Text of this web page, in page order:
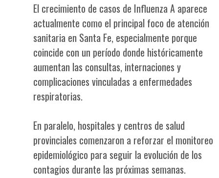
El crecimiento de casos de Influenza A aparece
actualmente como el principal foco de atención
sanitaria en Santa Fe, especialmente porque
coincide con un período donde históricamente
aumentan las consultas, internaciones y
complicaciones vinculadas a enfermedades
respiratorias.
En paralelo, hospitales y centros de salud
provinciales comenzaron a reforzar el monitoreo
epidemiológico para seguir la evolución de los
contagios durante las próximas semanas.